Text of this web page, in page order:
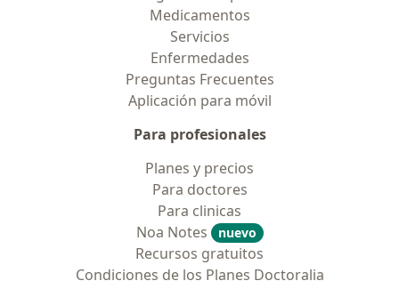
Medicamentos
Servicios
Enfermedades
Preguntas Frecuentes
Aplicación para móvil
Para profesionales
Planes y precios
Para doctores
Para clinicas
Noa Notes
nuevo
Recursos gratuitos
Condiciones de los Planes Doctoralia